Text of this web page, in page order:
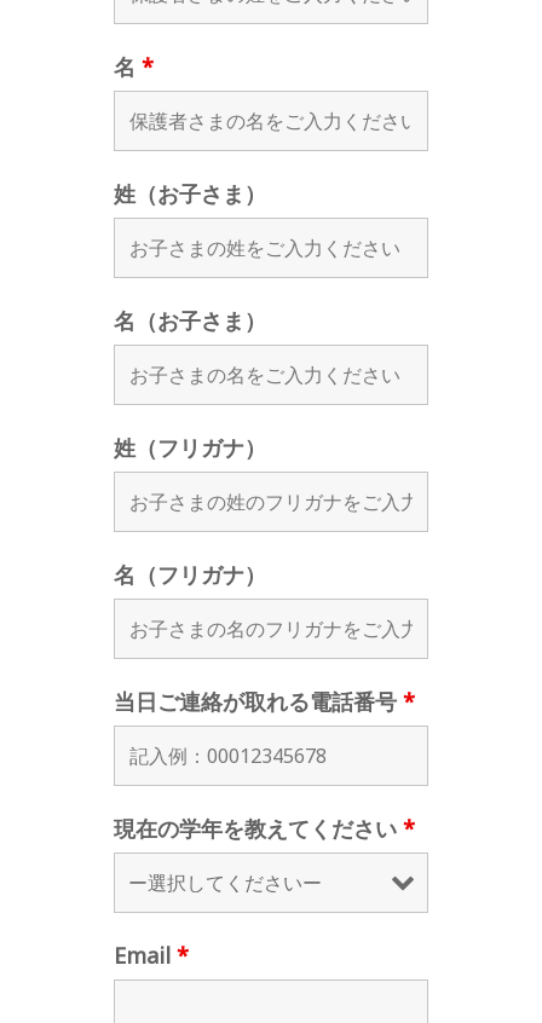
名 *
姓（お子さま）
名（お子さま）
姓（フリガナ）
名（フリガナ）
当日ご連絡が取れる電話番号 *
現在の学年を教えてください *
Email *